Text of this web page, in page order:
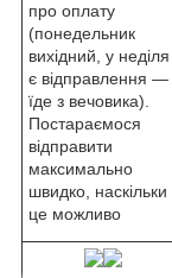
про оплату
(понедельник
вихідний, у неділя
є відправлення —
їде з вечовика).
Постараємося
відправити
максимально
швидко, наскільки
це можливо